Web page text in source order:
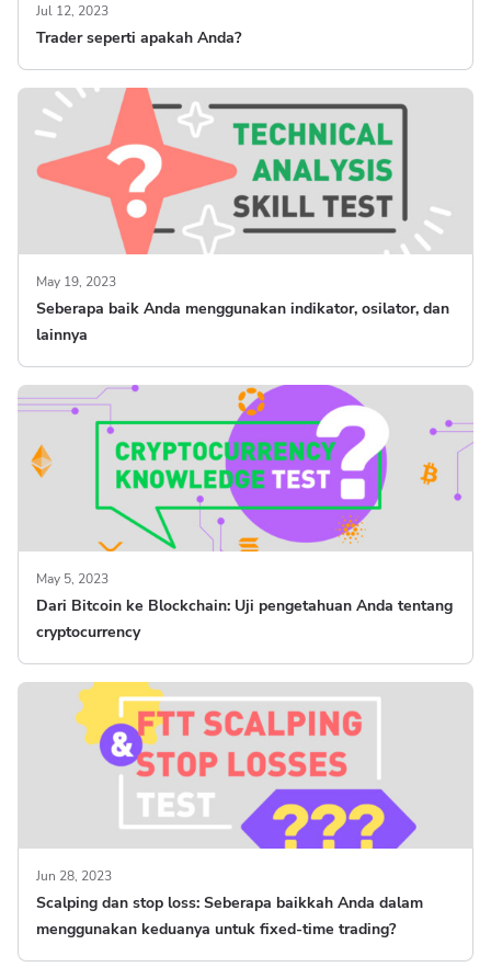
Jul 12, 2023
Trader seperti apakah Anda?
May 19, 2023
Seberapa baik Anda menggunakan indikator, osilator, dan
lainnya
May 5, 2023
Dari Bitcoin ke Blockchain: Uji pengetahuan Anda tentang
cryptocurrency
Jun 28, 2023
Scalping dan stop loss: Seberapa baikkah Anda dalam
menggunakan keduanya untuk fixed-time trading?